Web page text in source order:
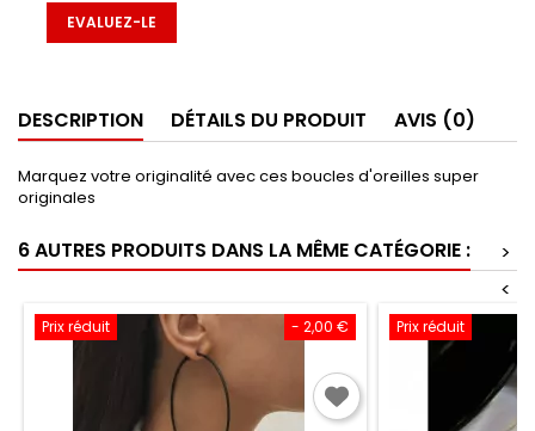
EVALUEZ-LE
DESCRIPTION DÉTAILS DU PRODUIT AVIS (0)
Marquez votre originalité avec ces boucles d'oreilles super
originales
6 AUTRES PRODUITS DANS LA MÊME CATÉGORIE :
>
<
- 2,00 €
Prix réduit Prix réduit